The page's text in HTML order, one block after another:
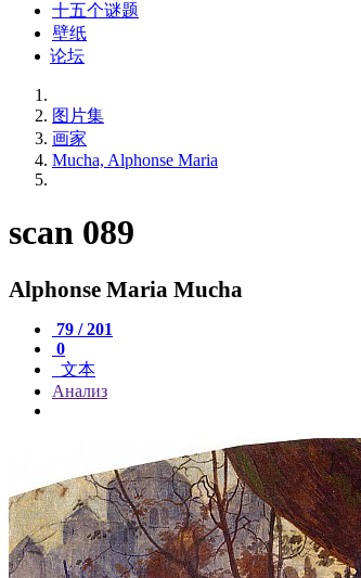
十五个谜题
壁纸
论坛
图片集
画家
Mucha, Alphonse Maria
scan 089
Alphonse Maria Mucha
79 / 201
0
文本
Анализ